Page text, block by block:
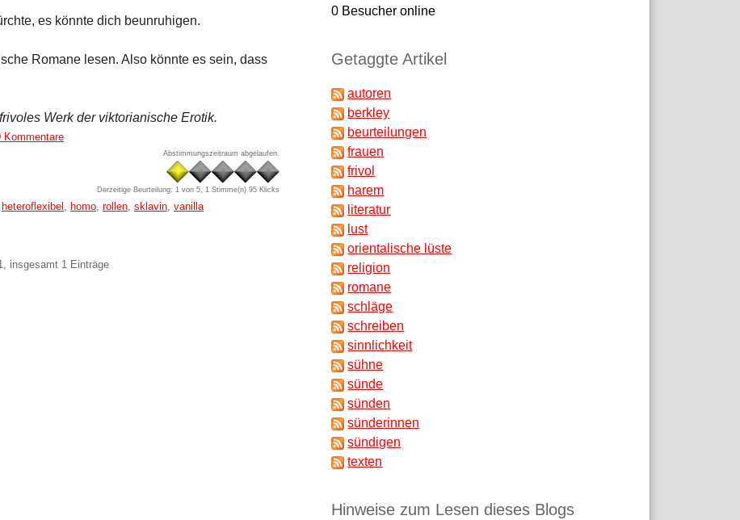
es könnte dich beunruhigen.
Romane lesen. Also könnte es sein, dass
Werk der viktorianische Erotik.
Kommentare
Abstimmungszeitraum abgelaufen.
Derzeitige Beurteilung: 1 von 5, 1 Stimme(n) 95 Klicks
heteroflexibel homo rollen sklavin vanilla
insgesamt 1 Einträge
0 Besucher online
Getaggte Artikel
autoren
berkley
beurteilungen
frauen
frivol
harem
literatur
lust
orientalische lüste
religion
romane
schläge
schreiben
sinnlichkeit
sühne
sünde
sünden
sünderinnen
sündigen
texten
Hinweise zum Lesen dieses Blogs